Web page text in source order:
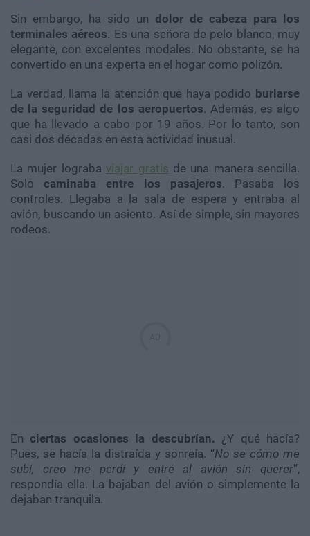
Sin embargo, ha sido un dolor de cabeza para los
terminales aéreos. Es una señora de pelo blanco, muy
elegante, con excelentes modales. No obstante, se ha
convertido en una experta en el hogar como polizón.
La verdad, llama la atención que haya podido burlarse
de la seguridad de los aeropuertos. Además, es algo
que ha llevado a cabo por 19 años. Por lo tanto, son
casi dos décadas en esta actividad inusual.
La mujer lograba viajar gratis de una manera sencilla.
Solo caminaba entre los pasajeros. Pasaba los
controles. Llegaba a la sala de espera y entraba al
avión, buscando un asiento. Así de simple, sin mayores
rodeos.
En ciertas ocasiones la descubrían. ¿Y qué hacía?
Pues, se hacía la distraída y sonreía. “No se cómo me
subí, creo me perdí y entré al avión sin querer”,
respondía ella. La bajaban del avión o simplemente la
dejaban tranquila.